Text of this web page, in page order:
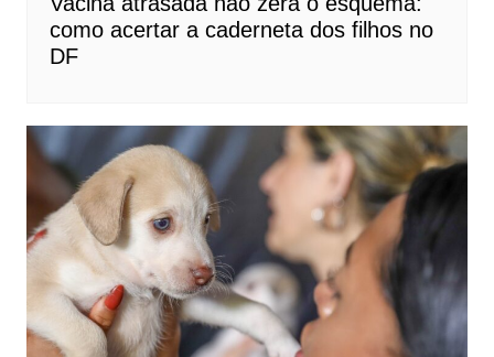
como acertar a caderneta dos filhos no
DF